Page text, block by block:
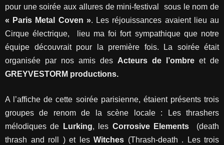
pour une soirée aux allures de mini-festival sous le nom de
« Paris Metal Coven ». Les réjouissances avaient lieu au
Cirque électrique, lieu ma foi fort sympathique que notre
équipe découvrait pour la première fois. La soirée était
organisée par nos amis des Acteurs de l’ombre et de
GREYVESTORM productions.
A l’affiche de cette soirée parisienne, étaient présents trois
groupes de renom de la scène locale : Les thrashers
mélodiques de
Lurking, les Corrosive Elements
(death
thrash and roll ) et les Witches (Thrash-death . Les trois